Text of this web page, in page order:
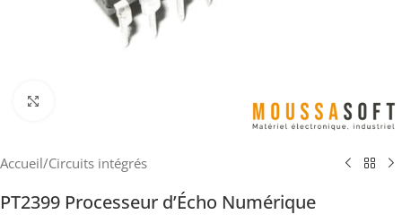
Accueil/Circuits intégrés
PT2399 Processeur d’Écho Numérique